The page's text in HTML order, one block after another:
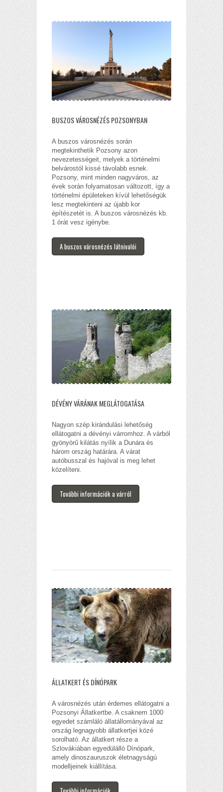
BUSZOS VÁROSNÉZÉS POZSONYBAN
A buszos városnézés során
megtekinthetik Pozsony azon
nevezetességeit, melyek a történelmi
belvárostól kissé távolabb esnek.
Pozsony, mint minden nagyváros, az
évek során folyamatosan változott, így a
történelmi épületeken kívül lehetőségük
lesz megtekinteni az újabb kor
építészetét is. A buszos városnézés kb.
1 órát vesz igénybe.
A buszos városnézés látnivalói
DÉVÉNY VÁRÁNAK MEGLÁTOGATÁSA
Nagyon szép kirándulási lehetőség
ellátogatni a dévényi várromhoz. A várból
gyönyörű kilátás nyílik a Dunára és
három ország határára. A várat
autóbusszal és hajóval is meg lehet
közelíteni.
További információk a várról
ÁLLATKERT ÉS DÍNÓPARK
A városnézés után érdemes ellátogatni a
Pozsonyi Állatkertbe. A csaknem 1000
egyedet számláló állatállományával az
ország legnagyobb állatkertjei közé
sorolható. Az állatkert része a
Szlovákiában egyedülálló Dínópark,
amely dinoszauruszok életnagyságú
modelljeinek kiállítása.